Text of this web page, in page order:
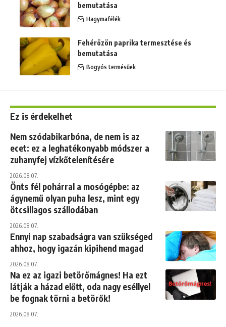
bemutatása
Hagymafélék
Fehérözön paprika termesztése és
bemutatása
Bogyós termésűek
Ez is érdekelhet
Nem szódabikarbóna, de nem is az
ecet: ez a leghatékonyabb módszer a
zuhanyfej vízkőtelenítésére
2026.08.07.
Önts fél pohárral a mosógépbe: az
ágynemű olyan puha lesz, mint egy
ötcsillagos szállodában
2026.08.07.
Ennyi nap szabadságra van szükséged
ahhoz, hogy igazán kipihend magad
2026.08.07.
Na ez az igazi betörőmágnes! Ha ezt
látják a házad előtt, oda nagy eséllyel
be fognak törni a betörők!
2026.08.07.